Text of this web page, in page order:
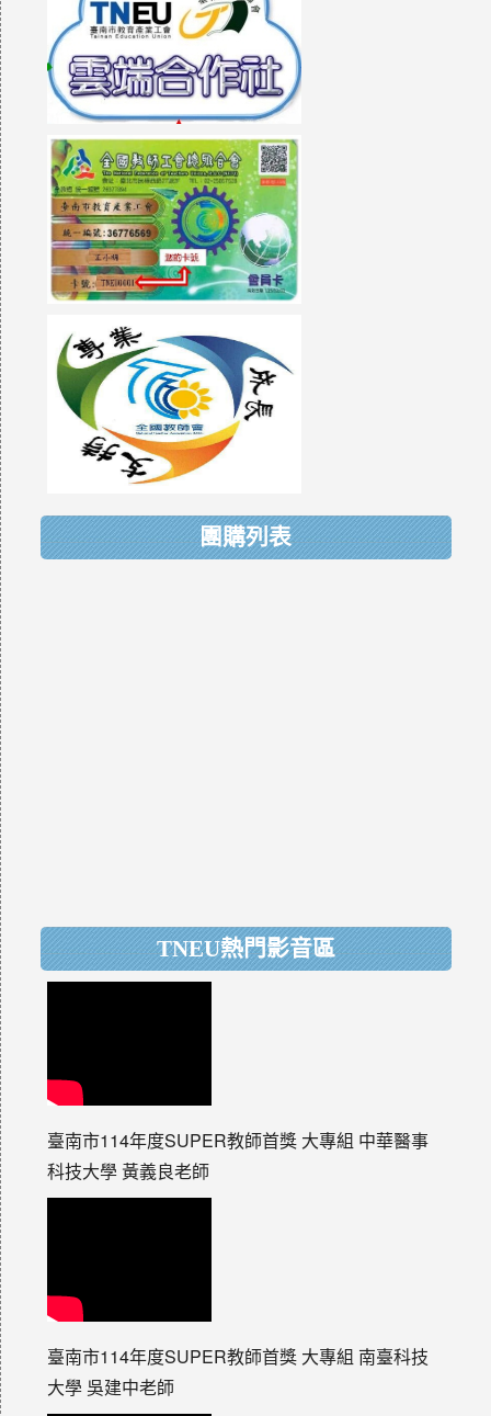
團購列表
TNEU熱門影音區
臺南市114年度SUPER教師首獎 大專組 中華醫事
科技大學 黃義良老師
臺南市114年度SUPER教師首獎 大專組 南臺科技
大學 吳建中老師